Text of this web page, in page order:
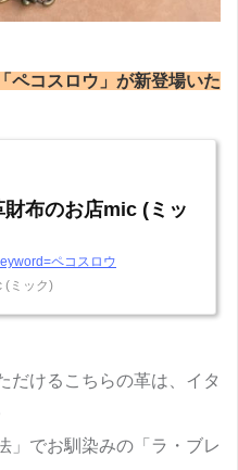
ペコスロウ」が新登場いた
布のお店mic (ミッ
ペコスロウ
(ミック)
だけるこちらの革は、イタ
」でお馴染みの「ラ・ブレ